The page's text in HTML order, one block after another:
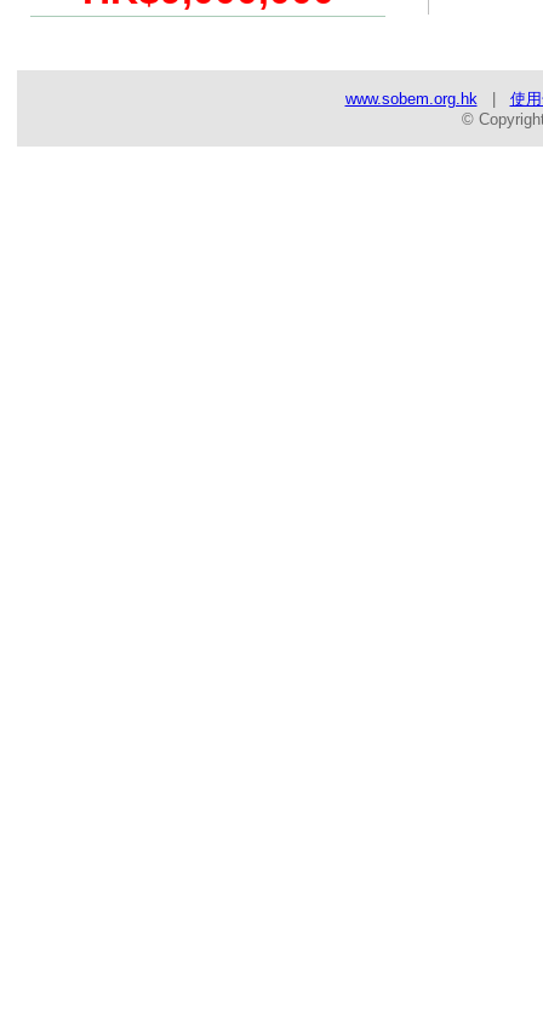
www.sobem.org.hk| 使
©